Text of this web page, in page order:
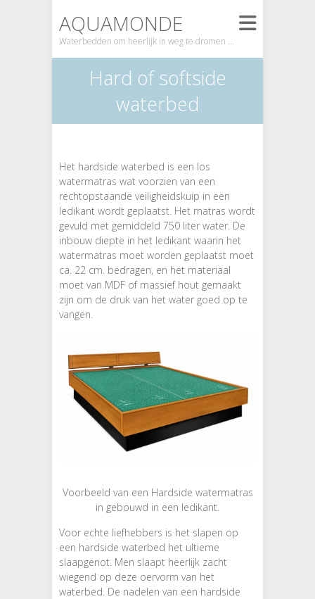
AQUAMONDE
Waterbedden om heerlijk in weg te dromen …
Hard of softside
waterbed
Het hardside waterbed is een los
watermatras wat voorzien van een
rechtopstaande veiligheidskuip in een
ledikant wordt geplaatst. Het matras wordt
gevuld met gemiddeld 750 liter water. De
inbouw diepte in het ledikant waarin het
watermatras moet worden geplaatst moet
ca. 22 cm. bedragen, en het materiaal
moet van MDF of massief hout gemaakt
zijn om de druk van het water goed op te
vangen.
Voorbeeld van een Hardside watermatras
in gebouwd in een ledikant.
Voor echte liefhebbers is het slapen op
een hardside waterbed het ultieme
slaapgenot. Men slaapt heerlijk zacht
wiegend op deze oervorm van het
waterbed. De nadelen van een hardside